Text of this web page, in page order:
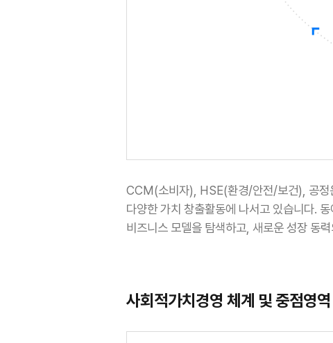
CCM(소비자), HSE(환경/안전/보건), 공정
다양한 가치 창출활동에 나서고 있습니다.
비즈니스 모델을 탐색하고, 새로운 성장 동
사회적가치경영 체계 및 중점영역